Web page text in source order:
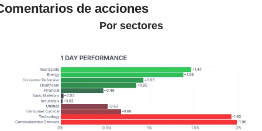
de acciones
Por sectores